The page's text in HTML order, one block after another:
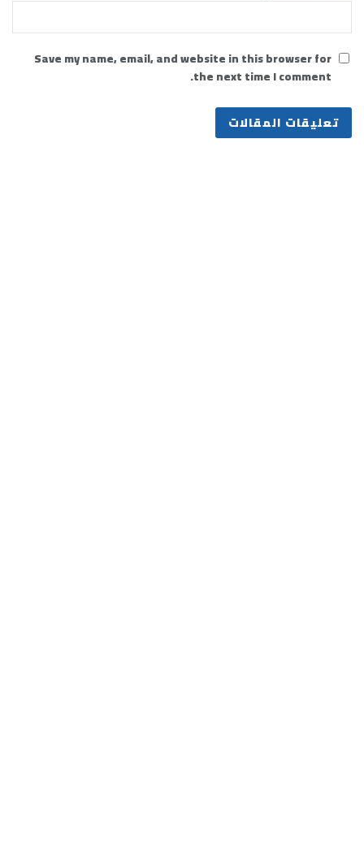
Save my name, email, and website in this browser for
the next time I comment.